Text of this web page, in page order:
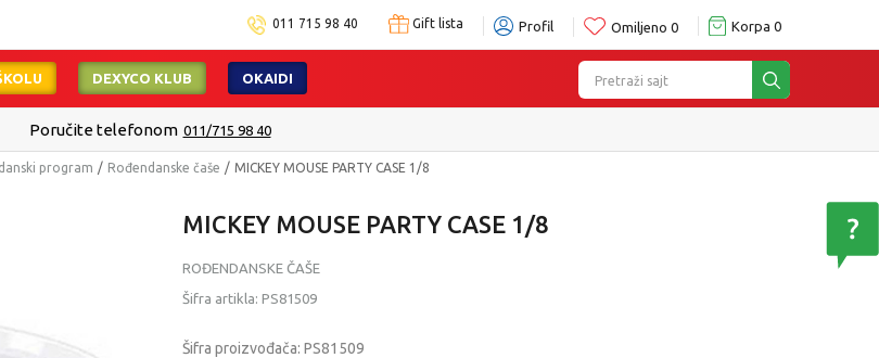
011 715 98 40 Gift lista Profil Omiljeno 0 Korpa 0
Pretraži sajt
DEXYCO KLUB OKAIDI
Poručite telefonom 011/715 98 40
program Rođendanske čaše MICKEY MOUSE PARTY CASE 1/8
MICKEY MOUSE PARTY CASE 1/8
ROĐENDANSKE ČAŠE
Šifra artikla: PS81509
Šifra proizvođača: PS81509